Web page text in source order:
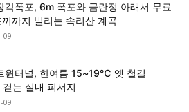
각폭포, 6m 폭포와 금란정 아래서 무료
끼까지 빌리는 속리산 계곡
09
윈터널, 한여름 15~19℃ 옛 철길
는 실내 피서지
09